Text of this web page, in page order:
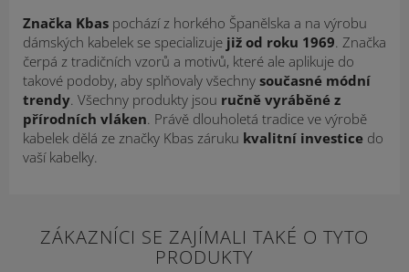
Značka Kbas pochází z horkého Španělska a na výrobu
dámských kabelek se specializuje již od roku 1969. Značka
čerpá z tradičních vzorů a motivů, které ale aplikuje do
takové podoby, aby splňovaly všechny současné módní
trendy. Všechny produkty jsou ručně vyráběné z
přírodních vláken. Právě dlouholetá tradice ve výrobě
kabelek dělá ze značky Kbas záruku kvalitní investice do
vaší kabelky.
ZÁKAZNÍCI SE ZAJÍMALI TAKÉ O TYTO
PRODUKTY